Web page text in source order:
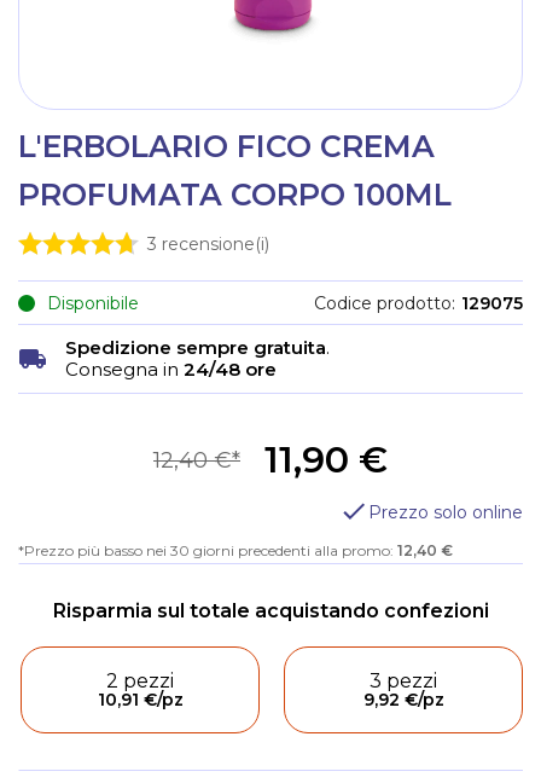
L'ERBOLARIO FICO CREMA
PROFUMATA CORPO 100ML
3 recensione(i)
Disponibile Codice prodotto 129075
Spedizione sempre gratuita.
Consegna in 24/48 ore
11,90 €
12,40 €
Prezzo solo online
Prezzo più basso nei 30 giorni precedenti alla promo: 12,40 €
2 pezzi
10,91 €/pz
3 pezzi
9,92 €/pz